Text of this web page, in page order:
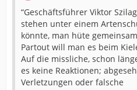
“Geschäftsführer Viktor
stehen unter einem
könnte, man hüte
Partout will man es beim
Auf die missliche, schon
es keine Reaktionen;
Verletzungen oder falsche